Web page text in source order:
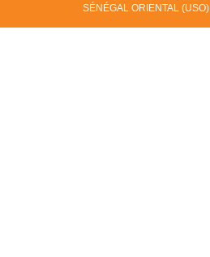
SÉNÉGAL ORIENTAL (USO)